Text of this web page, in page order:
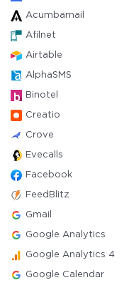
Acumbamail
Afilnet
Airtable
AlphaSMS
Binotel
Creatio
Crove
Evecalls
Facebook
FeedBlitz
Gmail
Google Analytics
Google Analytics 4
Google Calendar